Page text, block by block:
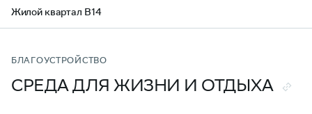
Жилой квартал В14
БЛАГОУСТРОЙСТВО
СРЕДА ДЛЯ ЖИЗНИ И ОТДЫХА